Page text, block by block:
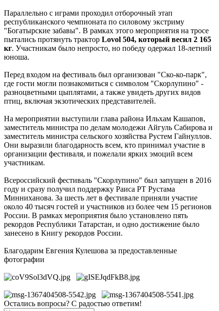
Параллельно с играми проходил отборочный этап
республиканского чемпионата по силовому экстриму
"Богатырские забавы". В рамках этого мероприятия на тросе
пытались протянуть трактор Lovol 504, который весил 2 165
кг. Участникам было непросто, но победу одержал 18-летний
юноша.
Перед входом на фестиваль был организован "Ско-ко-парк",
где гости могли познакомиться с символом "Скорлупино" -
разноцветными цыплятами, а также увидеть других видов
птиц, включая экзотических представителей.
На мероприятии выступили глава района Ильхам Кашапов,
заместитель министра по делам молодежи Айгуль Сабирова и
заместитель министра сельского хозяйства Рустем Гайнуллов.
Они выразили благодарность всем, кто принимал участие в
организации фестиваля, и пожелали ярких эмоций всем
участникам.
Всероссийский фестиваль "Скорлупино" был запущен в 2016
году и сразу получил поддержку Раиса РТ Рустама
Минниханова. За шесть лет в фестивале приняли участие
около 40 тысяч гостей и участников из более чем 15 регионов
России. В рамках мероприятия было установлено пять
рекордов Республики Татарстан, и одно достижение было
занесено в Книгу рекордов России.
Благодарим Евгения Кулешова за предоставленные
фотографии
Остались вопросы? С радостью ответим!